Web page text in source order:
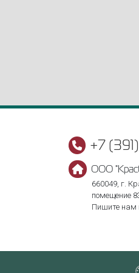
+7
ООО
660049, г.
помещение
Пишите нам